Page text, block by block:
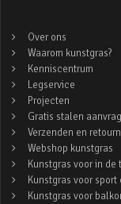
Over ons
Waarom kunstgras?
Kenniscentrum
Legservice
Projecten
Gratis stalen
Verzenden en
Webshop kunstgras
Kunstgras voor in de
Kunstgras voor sport
Kunstgras voor